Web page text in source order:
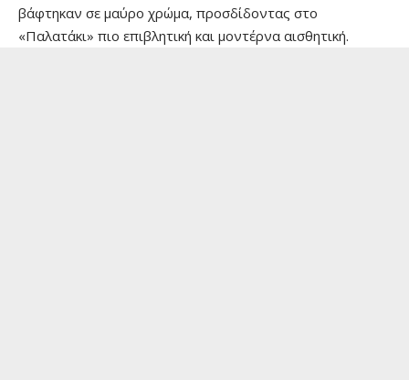
βάφτηκαν σε μαύρο χρώμα, προσδίδοντας στο
«Παλατάκι» πιο επιβλητική και μοντέρνα αισθητική.